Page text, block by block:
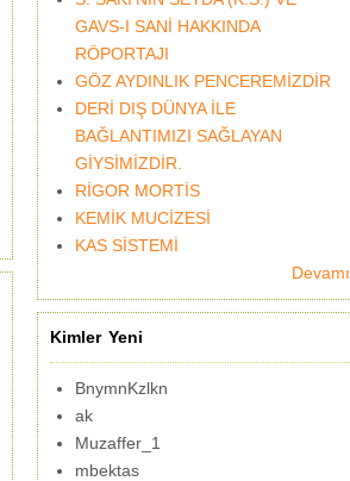
GAVS-I SANİ HAKKINDA
RÖPORTAJI
GÖZ AYDINLIK PENCEREMİZDİR
DERİ DIŞ DÜNYA İLE
BAĞLANTIMIZI SAĞLAYAN
GİYSİMİZDİR.
RİGOR MORTİS
KEMİK MUCİZESİ
KAS SİSTEMİ
Devamı
Kimler Yeni
BnymnKzlkn
ak
Muzaffer_1
mbektas